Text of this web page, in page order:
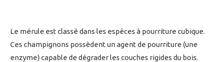
Le mérule est classé dans les espèces à pourriture cubique.
Ces champignons possèdent un agent de pourriture (une
enzyme) capable de dégrader les couches rigides du bois.